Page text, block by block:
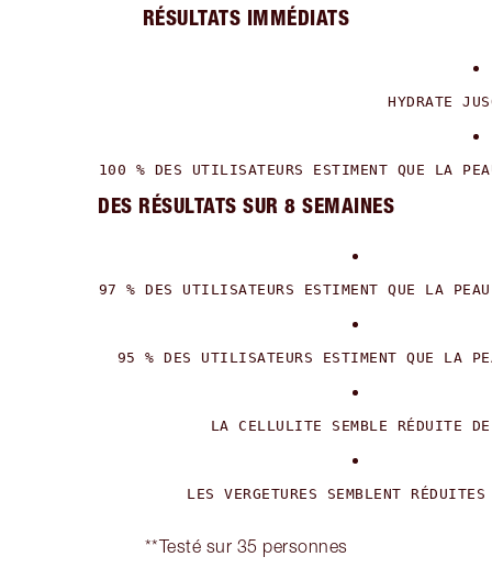
RÉSULTATS IMMÉDIATS
DES RÉSULTATS SUR 8 SEMAINES
**Testé sur 35 personnes